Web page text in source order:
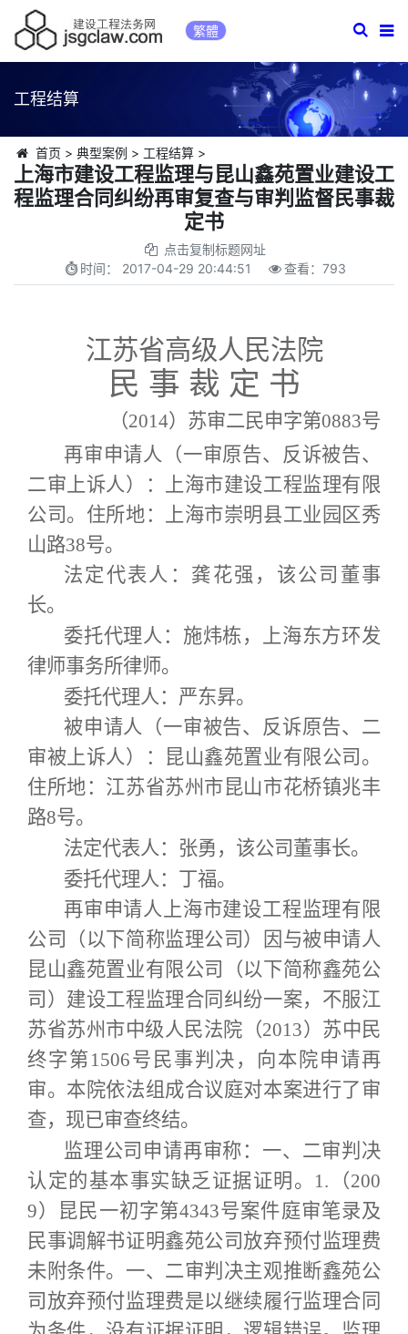
繁體
工程结算
首页 > 典型案例 > 工程结算>
上海市建设工程监理与昆山鑫苑置业建设工
程监理合同纠纷再审复查与审判监督民事裁
定书
点击复制标题网址
时间： 2017-04-29 20:44:51 查看： 793
江苏省高级人民法院
民 事 裁 定 书
（2014）苏审二民申字第0883号
再审申请人（一审原告、反诉被告、
二审上诉人）：上海市建设工程监理有限
公司。住所地：上海市崇明县工业园区秀
山路38号。
法定代表人：龚花强，该公司董事
长。
委托代理人：施炜栋，上海东方环发
律师事务所律师。
委托代理人：严东昇。
被申请人（一审被告、反诉原告、二
审被上诉人）：昆山鑫苑置业有限公司。
住所地：江苏省苏州市昆山市花桥镇兆丰
路8号。
法定代表人：张勇，该公司董事长。
委托代理人：丁福。
再审申请人上海市建设工程监理有限
公司（以下简称监理公司）因与被申请人
昆山鑫苑置业有限公司（以下简称鑫苑公
司）建设工程监理合同纠纷一案，不服江
苏省苏州市中级人民法院（2013）苏中民
终字第1506号民事判决，向本院申请再
审。本院依法组成合议庭对本案进行了审
查，现已审查终结。
监理公司申请再审称：一、二审判决
认定的基本事实缺乏证据证明。1.（200
9）昆民一初字第4343号案件庭审笔录及
民事调解书证明鑫苑公司放弃预付监理费
未附条件。一、二审判决主观推断鑫苑公
司放弃预付监理费是以继续履行监理合同